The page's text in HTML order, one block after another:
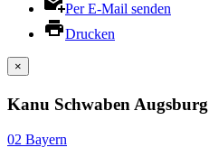
Per E-Mail senden
Drucken
×
Kanu Schwaben Augsburg
02 Bayern